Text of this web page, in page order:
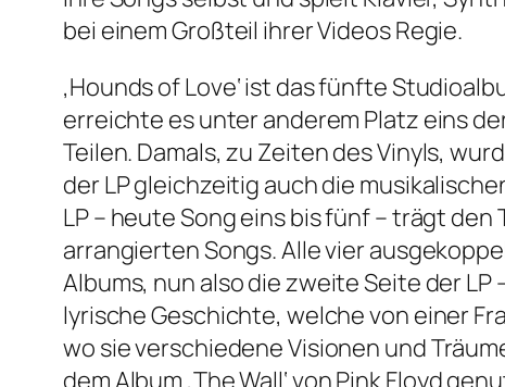
bei einem Großteil ihrer Videos Regie.
‚Hounds of Love‘ ist das fünfte
erreichte es unter anderem Platz eins
Teilen. Damals, zu Zeiten des Vinyls,
der LP gleichzeitig auch die
LP – heute Song eins bis fünf – trägt
arrangierten Songs. Alle vier
Albums, nun also die zweite Seite der LP
lyrische Geschichte, welche von einer
wo sie verschiedene Visionen und